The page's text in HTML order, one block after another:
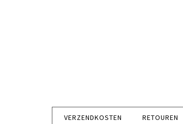
VERZENDKOSTEN RETOUREN